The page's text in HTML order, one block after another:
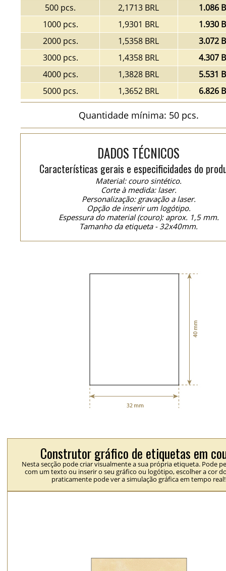
500 pcs.
2,1713 BRL
1.086
1000 pcs.
1,9301 BRL
1.930
2000 pcs.
1,5358 BRL
3.072
3000 pcs.
1,4358 BRL
4.307
4000 pcs.
1,3828 BRL
5.531
5000 pcs.
1,3652 BRL 6.826
Quantidade mínima: 50 pcs.
DADOS TÉCNICOS
Características gerais e especificidades do
Material: couro sintético.
Corte à medida: laser.
Personalização: gravação a laser.
Opção de inserir um logótipo.
Espessura do material (couro): aprox. 1,5 mm.
Tamanho da etiqueta - 32x40mm.
Construtor gráfico de etiquetas em
Nesta secção pode criar visualmente a sua própria etiqueta. Pode
com um texto ou inserir o seu gráfico ou logótipo, escolher a cor
praticamente pode ver a simulação gráfica em tempo real!